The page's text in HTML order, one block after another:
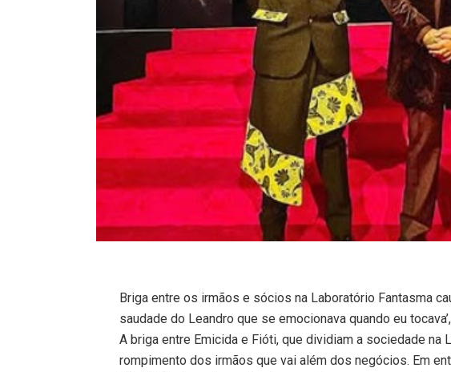
Briga entre os irmãos e sócios na Laboratório Fantasma
saudade do Leandro que se emocionava quando eu
A briga entre Emicida e Fióti, que dividiam a sociedade na
rompimento dos irmãos que vai além dos negócios. Em